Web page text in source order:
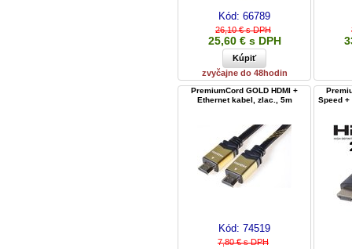
Kód: 66789
26,10 € s DPH
25,60 € s DPH
zvyčajne do 48hodin
PremiumCord GOLD HDMI +
Ethernet kabel, zlac., 5m
Kód: 74519
7,80 € s DPH
Speed